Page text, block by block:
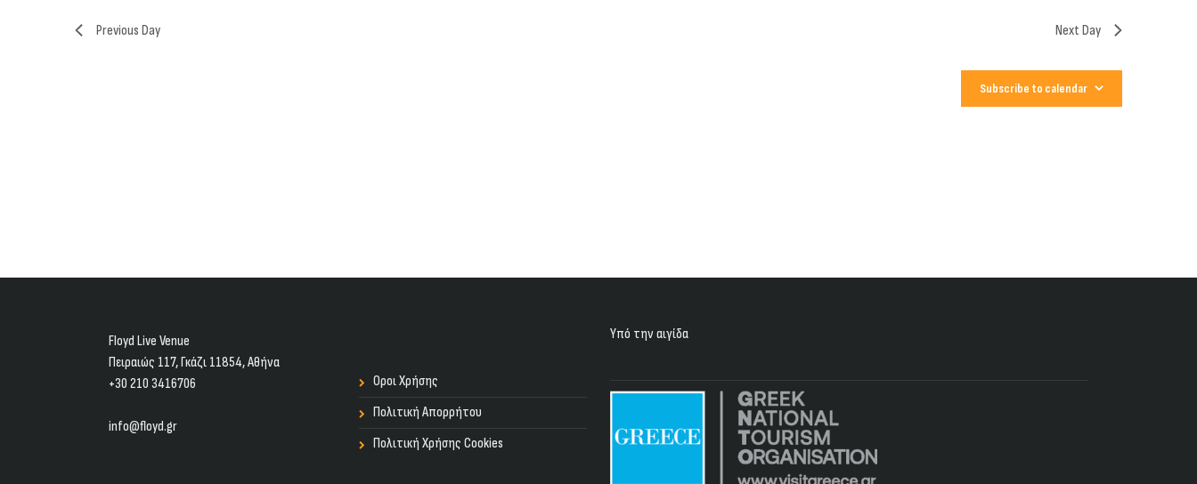
Previous Day Next Day
Subscribe to calendar
Floyd Live Venue
Πειραιώς 117, Γκάζι 11854, Aθήνα
+30 210 3416706
info@floyd.gr
Οροι Χρήσης
Πολιτική Απορρήτου
Πολιτική Χρήσης Cookies
Υπό την αιγίδα